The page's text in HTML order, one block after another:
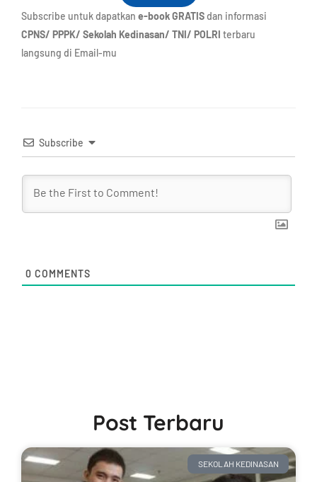
Subscribe untuk dapatkan e-book GRATISdan informasi
CPNS/ PPPK/ Sekolah Kedinasan/ TNI/ POLRI terbaru
langsung di Email-mu
Subscribe
0 COMMENTS
Post Terbaru
SEKOLAH KEDINASAN